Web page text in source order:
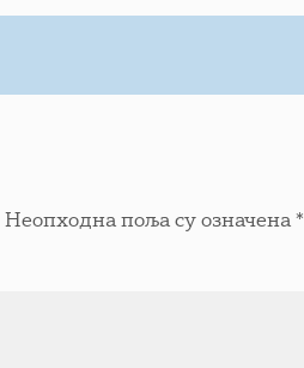
Неопходна поља су означена*